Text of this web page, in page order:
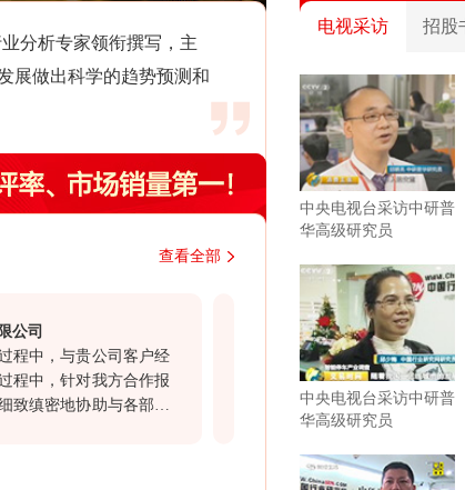
分析专家领衔撰写，主
展做出科学的趋势预测和
查看全部
，与贵公司客户经
，针对我方合作报
密地协助与各部门
韩国大韩贸易投资振兴公社上海代表处
近几年，与中研普华持续不断地进
究的紧密合作。贵司研究报告结构
充实，数据参考力度强，为我司企
略规划带来了实际性的帮助。相信
需要你们这样的行业分析公司协助
其是贵司对于客户报告需求的延伸
电视采访 招股
中央电视台采访中研普
华高级研究员
中央电视台采访中研普
华高级研究员